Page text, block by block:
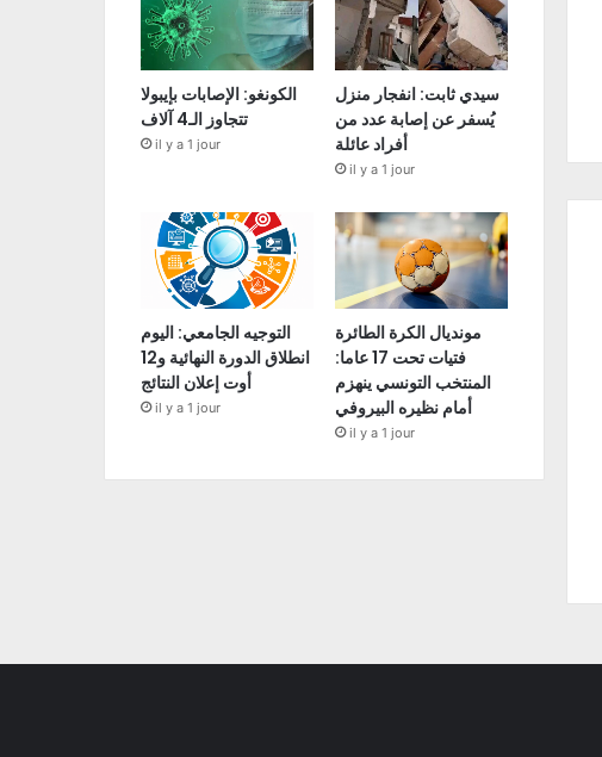
الكونغو: الإصابات بإيبولا
تتجاوز الـ4 آلاف
il y a 1 jour
سيدي ثابت: انفجار منزل
يُسفر عن إصابة عدد من
أفراد عائلة
il y a 1 jour
التوجيه الجامعي: اليوم
انطلاق الدورة النهائية و12
أوت إعلان النتائج
il y a 1 jour
مونديال الكرة الطائرة
فتيات تحت 17 عاما:
المنتخب التونسي ينهزم
أمام نظيره البيروفي
il y a 1 jour